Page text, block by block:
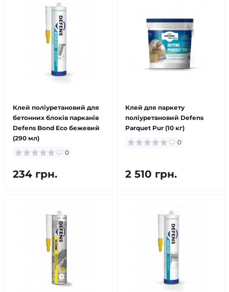
Клей поліуретановий для
бетонних блоків парканів
Defens Bond Eco бежевий
(290 мл)
0
234 грн.
Клей для паркету
поліуретановий Defens
Parquet Pur (10 кг)
0
2 510 грн.